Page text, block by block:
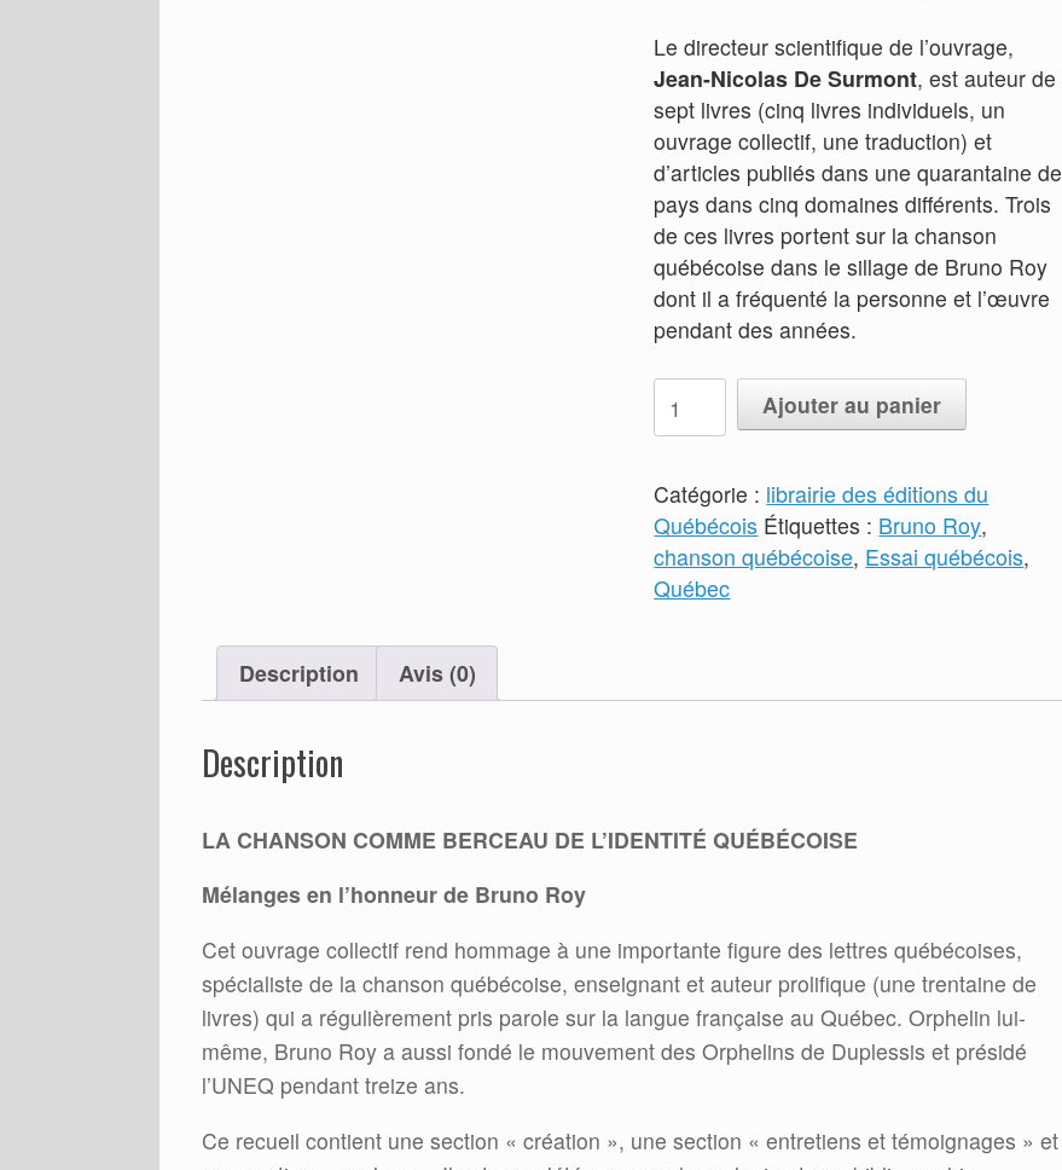
Le directeur scientifique de l’ouvrage,
Jean-Nicolas De Surmont, est auteur de
sept livres (cinq livres individuels, un
ouvrage collectif, une traduction) et
d’articles publiés dans une quarantaine de
pays dans cinq domaines différents. Trois
de ces livres portent sur la chanson
québécoise dans le sillage de Bruno Roy
dont il a fréquenté la personne et l’œuvre
pendant des années.
de
chanson
comme
berceau
de
Ajouter au panier
Catégorie : librairie des éditions du
Québécois Étiquettes : Bruno Roy,
chanson québécoise, Essai québécois,
Québec
Description Avis (0)
Description
LA CHANSON COMME BERCEAU DE L’IDENTITÉ QUÉBÉCOISE
Mélanges en l’honneur de Bruno Roy
Cet ouvrage collectif rend hommage à une importante figure des lettres québécoises,
spécialiste de la chanson québécoise, enseignant et auteur prolifique (une trentaine de
livres) qui a régulièrement pris parole sur la langue française au Québec. Orphelin lui-
même, Bruno Roy a aussi fondé le mouvement des Orphelins de Duplessis et présidé
l’UNEQ pendant treize ans.
Ce recueil contient une section « création », une section « entretiens et témoignages » et